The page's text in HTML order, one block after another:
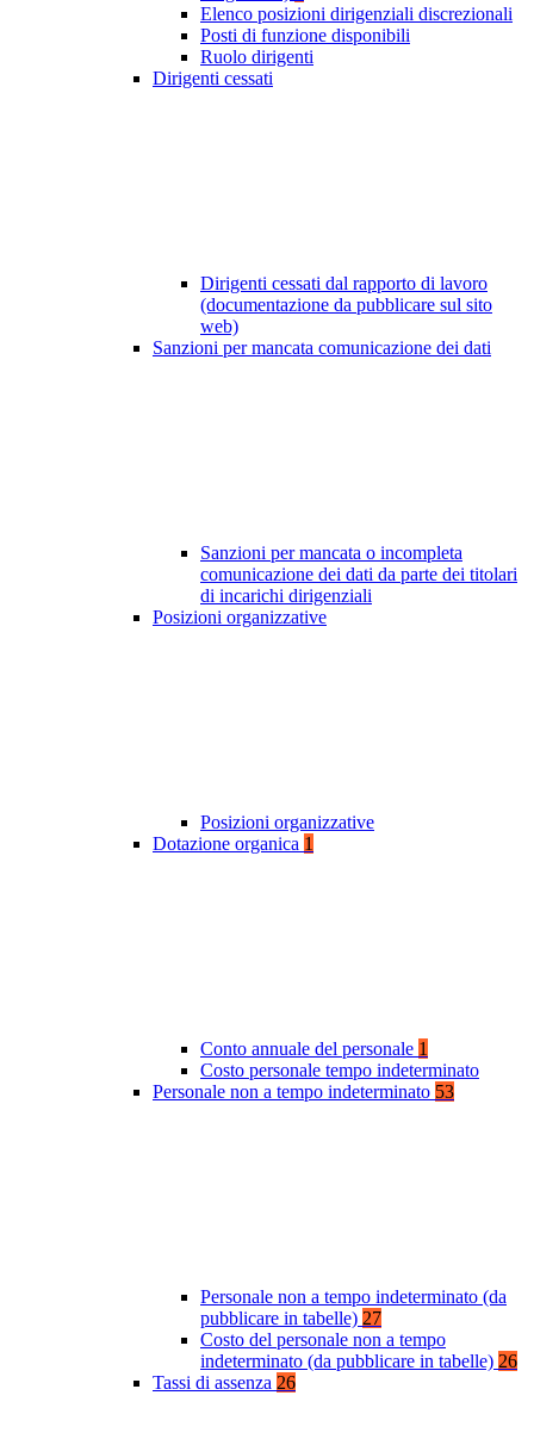
Elenco posizioni dirigenziali discrezionali
Posti di funzione disponibili
Ruolo dirigenti
Dirigenti cessati
Dirigenti cessati dal rapporto di lavoro
(documentazione da pubblicare sul sito
web)
Sanzioni per mancata comunicazione dei dati
Sanzioni per mancata o incompleta
comunicazione dei dati da parte dei titolari
di incarichi dirigenziali
Posizioni organizzative
Posizioni organizzative
Dotazione organica 1
Conto annuale del personale 1
Costo personale tempo indeterminato
Personale non a tempo indeterminato 53
Personale non a tempo indeterminato (da
pubblicare in tabelle) 27
Costo del personale non a tempo
indeterminato (da pubblicare in tabelle) 26
Tassi di assenza 26